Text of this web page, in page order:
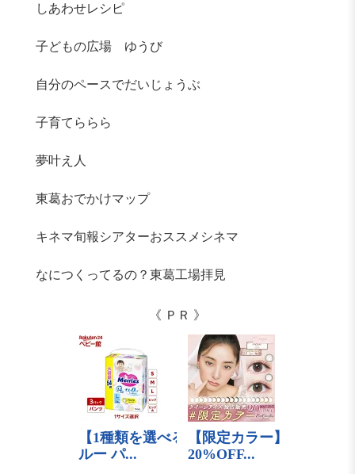
しあわせレシピ
子どもの広場 ゆうび
自分のペースでだいじょうぶ
子育てららら
夢叶え人
東葛おでかけマップ
キネマ旬報シアターおススメシネマ
なにつくってるの？東葛工場拝見
《 ＰＲ 》